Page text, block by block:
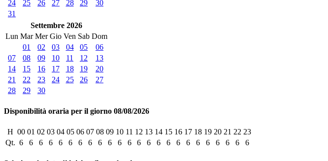
24
25 26 27 28 29
30
31
Settembre 2026
Lun Mar Mer Gio Ven Sab Dom
01
02 03 04 05
06
07
08 09 10 11 12
13
14
15 16 17 18 19
20
21
22 23 24 25 26
27
28
29 30
Disponibilità oraria per il giorno 08/08/2026
H 00 01 02 03 04 05 06 07 08 09 10 11 12 13 14 15 16 17 18 19 20 21 22 23
Qt. 6 6 6 6 6 6 6 6 6 6 6 6 6 6 6 6 6 6 6 6 6 6 6 6